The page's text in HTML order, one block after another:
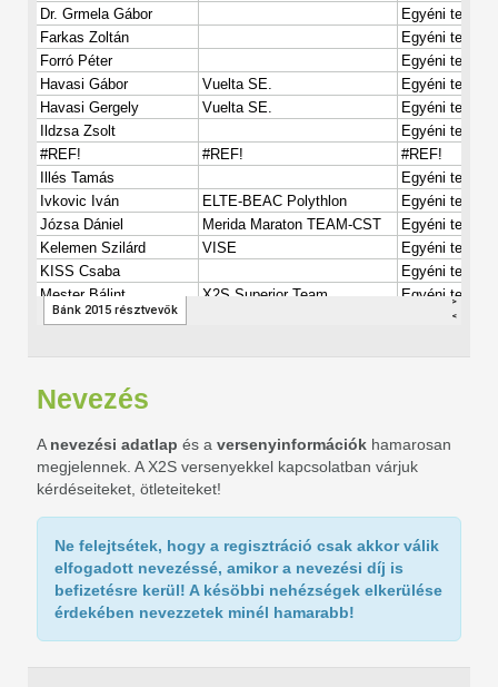
Nevezés
A nevezési adatlap és a versenyinformációk hamarosan
megjelennek. A X2S versenyekkel kapcsolatban várjuk
kérdéseiteket, ötleteiteket!
Ne felejtsétek, hogy a regisztráció csak akkor válik
elfogadott nevezéssé, amikor a nevezési díj is
befizetésre kerül! A késöbbi nehézségek elkerülése
érdekében nevezzetek minél hamarabb!